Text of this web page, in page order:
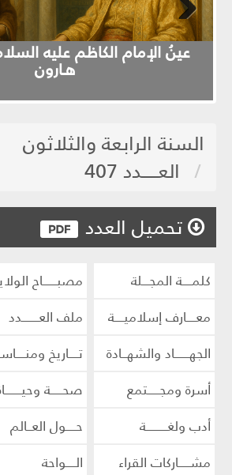
عينُ الإمام الكاظم عليه
هـارون
Next
السنة الرابعة والثلاثون
العـــــدد 407
تحميل العدد
كلمــــة المجـــلة
مصبــــــاح
معــــارف إسلاميــــة
ملف العـــــــدد
الجهــــــاد والشهــادة
تــــاريخ
أسرة ومجـــــتمع
صحـــــة
أدب ولغـــــــــة
حــــول العــالم
مشـــــاركات القراء
الــــواحة